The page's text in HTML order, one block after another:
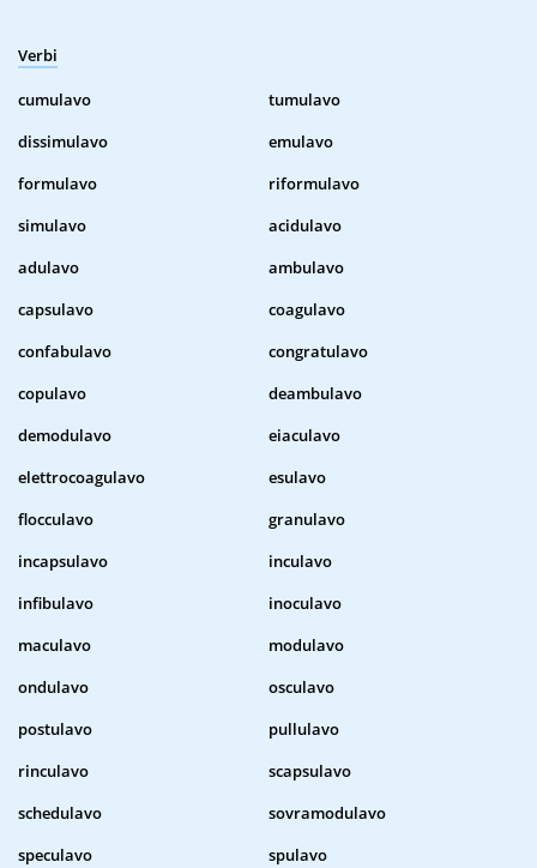
Verbi
cumulavo
tumulavo
dissimulavo
emulavo
formulavo
riformulavo
simulavo
acidulavo
adulavo
ambulavo
capsulavo
coagulavo
confabulavo
congratulavo
copulavo
deambulavo
demodulavo
eiaculavo
elettrocoagulavo
esulavo
flocculavo
granulavo
incapsulavo
inculavo
infibulavo
inoculavo
maculavo
modulavo
ondulavo
osculavo
postulavo
pullulavo
rinculavo
scapsulavo
schedulavo
sovramodulavo
speculavo
spulavo